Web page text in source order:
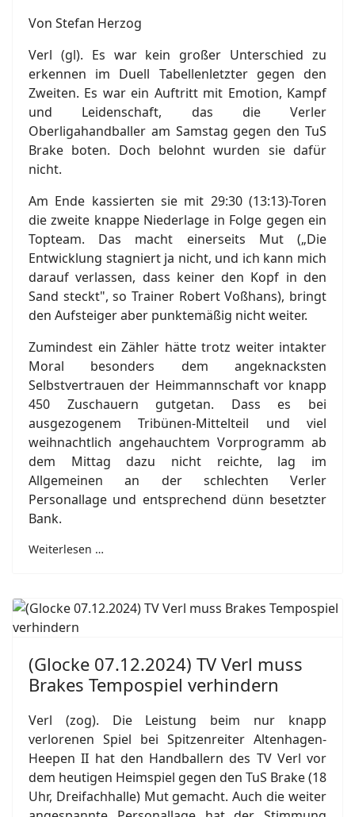
Von Stefan Herzog
Verl (gl). Es war kein großer Unterschied zu
erkennen im Duell Tabellenletzter gegen den
Zweiten. Es war ein Auftritt mit Emotion, Kampf
und Leidenschaft, das die Verler
Oberligahandballer am Samstag gegen den TuS
Brake boten. Doch belohnt wurden sie dafür
nicht.
Am Ende kassierten sie mit 29:30 (13:13)-Toren
die zweite knappe Niederlage in Folge gegen ein
Topteam. Das macht einerseits Mut („Die
Entwicklung stagniert ja nicht, und ich kann mich
darauf verlassen, dass keiner den Kopf in den
Sand steckt", so Trainer Robert Voßhans), bringt
den Aufsteiger aber punktemäßig nicht weiter.
Zumindest ein Zähler hätte trotz weiter intakter
Moral besonders dem angeknacksten
Selbstvertrauen der Heimmannschaft vor knapp
450 Zuschauern gutgetan. Dass es bei
ausgezogenem Tribünen-Mittelteil und viel
weihnachtlich angehauchtem Vorprogramm ab
dem Mittag dazu nicht reichte, lag im
Allgemeinen an der schlechten Verler
Personallage und entsprechend dünn besetzter
Bank.
Weiterlesen …
(Glocke 07.12.2024) TV Verl muss
Brakes Tempospiel verhindern
Verl (zog). Die Leistung beim nur knapp
verlorenen Spiel bei Spitzenreiter Altenhagen-
Heepen II hat den Handballern des TV Verl vor
dem heutigen Heimspiel gegen den TuS Brake (18
Uhr, Dreifachhalle) Mut gemacht. Auch die weiter